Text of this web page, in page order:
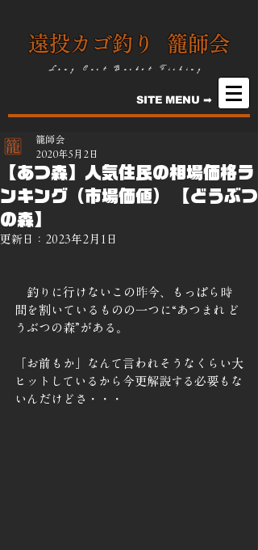
遠投カゴ釣り 籠師会
Long Cast Basket Fishing
SITE MENU ➡
【あつ森】人気住民の相場価格ラ
ンキング（市場価値） 【どうぶつ
の森】
籠師会
2020年5月2日
更新日： 2023年2月1日
釣りに行けないこの昨今、もっぱら時
間を割いているものの一つに“あつまれ ど
うぶつの森”がある。
「お前もか」なんて言われそうなくらい大
ヒットしているから今更解説する必要もな
いんだけどさ・・・